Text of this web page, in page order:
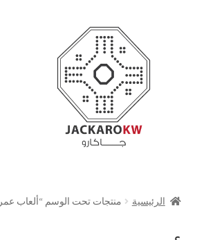
navigation
content
الرئيسية منتجات تحت الوسم “ألعاب عمر 8 سنوات”